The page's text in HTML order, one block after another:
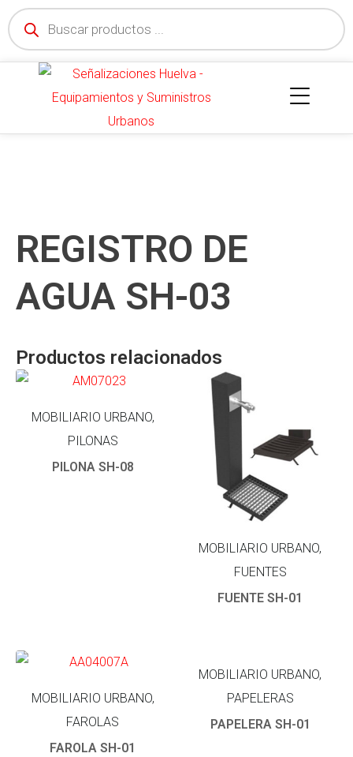
REGISTRO DE
AGUA SH-03
Productos relacionados
MOBILIARIO URBANO,
PILONAS
PILONA SH-08
MOBILIARIO URBANO,
FUENTES
FUENTE SH-01
MOBILIARIO URBANO,
FAROLAS
FAROLA SH-01
MOBILIARIO URBANO,
PAPELERAS
PAPELERA SH-01